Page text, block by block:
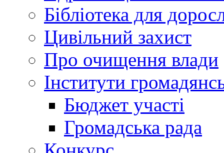
Бібліотека для
Цивільний захист
Про очищення влади
Інститути
Бюджет участі
Громадська рада